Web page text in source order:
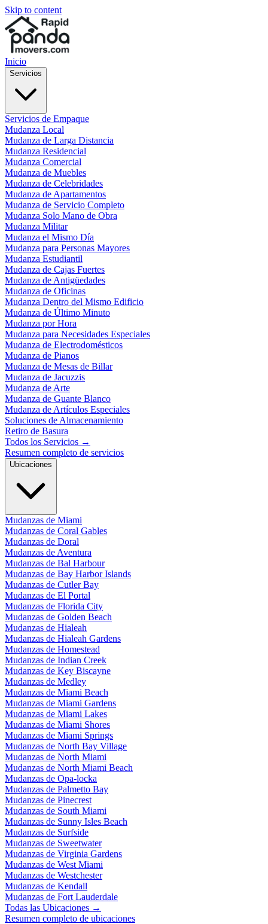
Skip to content
Inicio
Servicios
Servicios de Empaque
Mudanza Local
Mudanza de Larga Distancia
Mudanza Residencial
Mudanza Comercial
Mudanza de Muebles
Mudanza de Celebridades
Mudanza de Apartamentos
Mudanza de Servicio Completo
Mudanza Solo Mano de Obra
Mudanza Militar
Mudanza el Mismo Día
Mudanza para Personas Mayores
Mudanza Estudiantil
Mudanza de Cajas Fuertes
Mudanza de Antigüedades
Mudanza de Oficinas
Mudanza Dentro del Mismo Edificio
Mudanza de Último Minuto
Mudanza por Hora
Mudanza para Necesidades Especiales
Mudanza de Electrodomésticos
Mudanza de Pianos
Mudanza de Mesas de Billar
Mudanza de Jacuzzis
Mudanza de Arte
Mudanza de Guante Blanco
Mudanza de Artículos Especiales
Soluciones de Almacenamiento
Retiro de Basura
Todos los Servicios →
Resumen completo de servicios
Ubicaciones
Mudanzas de Miami
Mudanzas de Coral Gables
Mudanzas de Doral
Mudanzas de Aventura
Mudanzas de Bal Harbour
Mudanzas de Bay Harbor Islands
Mudanzas de Cutler Bay
Mudanzas de El Portal
Mudanzas de Florida City
Mudanzas de Golden Beach
Mudanzas de Hialeah
Mudanzas de Hialeah Gardens
Mudanzas de Homestead
Mudanzas de Indian Creek
Mudanzas de Key Biscayne
Mudanzas de Medley
Mudanzas de Miami Beach
Mudanzas de Miami Gardens
Mudanzas de Miami Lakes
Mudanzas de Miami Shores
Mudanzas de Miami Springs
Mudanzas de North Bay Village
Mudanzas de North Miami
Mudanzas de North Miami Beach
Mudanzas de Opa-locka
Mudanzas de Palmetto Bay
Mudanzas de Pinecrest
Mudanzas de South Miami
Mudanzas de Sunny Isles Beach
Mudanzas de Surfside
Mudanzas de Sweetwater
Mudanzas de Virginia Gardens
Mudanzas de West Miami
Mudanzas de Westchester
Mudanzas de Kendall
Mudanzas de Fort Lauderdale
Todas las Ubicaciones →
Resumen completo de ubicaciones